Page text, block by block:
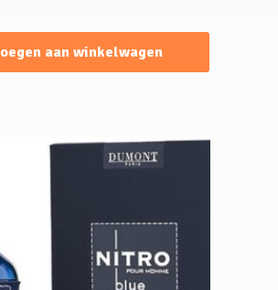
aan winkelwagen